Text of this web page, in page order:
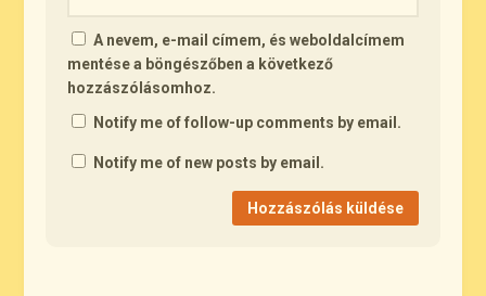
A nevem, e-mail címem, és weboldalcímem
mentése a böngészőben a következő
hozzászólásomhoz.
Notify me of follow-up comments by email.
Notify me of new posts by email.